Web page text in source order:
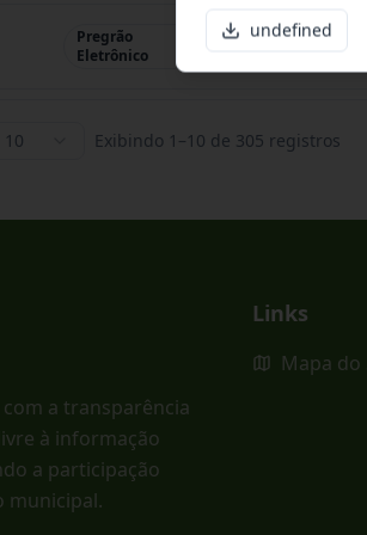
Pregrão
Eletrônico
Pregrão
10 Exibindo 1 –10 de 305 registros
a transparência
à informação
a participação
municipal.
Links
Mapa do
undefined